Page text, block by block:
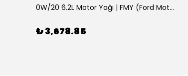
0W/20 6.2L Motor Yağı | FMY (Ford Motor Yağları)
₺ 3,678.85